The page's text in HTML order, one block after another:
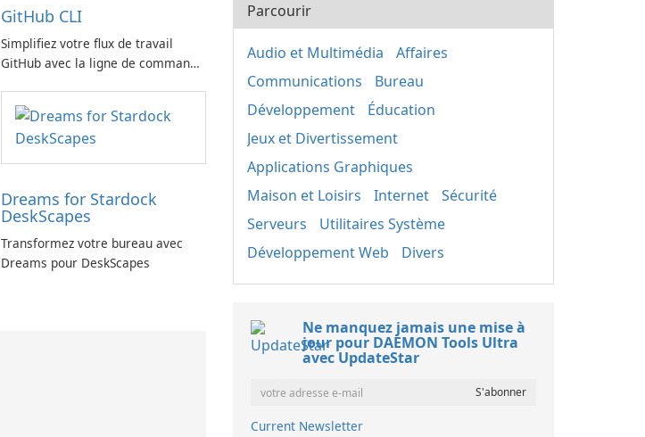
GitHub CLI
Simplifiez votre flux de travail
GitHub avec la ligne de commande
Dreams for Stardock
DeskScapes
Transformez votre bureau avec
Dreams pour DeskScapes
Parcourir
Audio et Multimédia
Affaires
Communications
Bureau
Développement
Éducation
Jeux et Divertissement
Applications Graphiques
Maison et Loisirs
Internet
Sécurité
Serveurs
Utilitaires Système
Développement Web
Divers
Ne manquez jamais une mise à
jour pour DAEMON Tools Ultra
avec UpdateStar
Current Newsletter